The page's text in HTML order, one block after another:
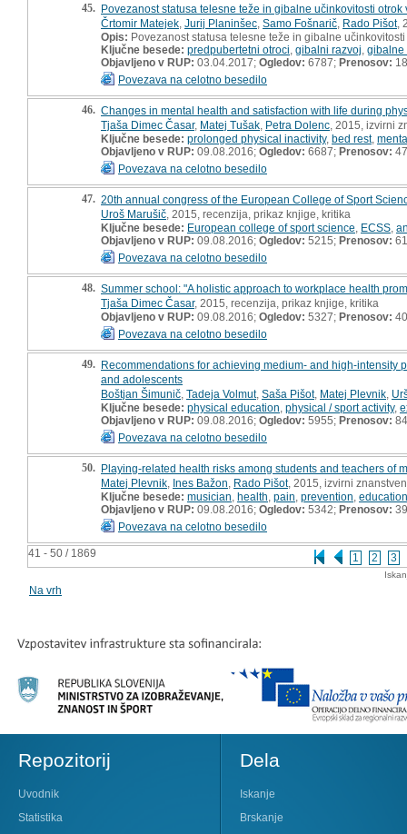
41 - 50 / 1869 1 2 3
45. Povezanost statusa telesne teže in gibalne učinkovitosti otrok
Črtomir Matejek Jurij Planinšec Samo Fošnarič Rado Pišot,
Opis: Povezanost statusa telesne teže in gibalne
Ključne besede: predpubertetni otroci gibalni razvoj gibalne
Objavljeno v RUP: 03.04.2017; Ogledov: 6787; Prenosov:
Povezava na celotno besedilo
46. Changes in mental health and satisfaction with life during
Tjaša Dimec Časar, Matej Tušak Petra Dolenc , 2015, izvirni
Ključne besede: prolonged physical inactivity, bed rest,
Objavljeno v RUP: 09.08.2016; Ogledov: 6687; Prenosov: 47
Povezava na celotno besedilo
47. 20th annual congress of the European College of Sport
Uroš Marušič , 2015, recenzija, prikaz knjige, kritika
Ključne besede: European college of sport science ECSS
Objavljeno v RUP: 09.08.2016; Ogledov: 5215; Prenosov: 61
Povezava na celotno besedilo
48. Summer school: "A holistic approach to workplace health
Tjaša Dimec Časar, 2015, recenzija, prikaz knjige, kritika
Objavljeno v RUP: 09.08.2016; Ogledov: 5327; Prenosov: 40
Povezava na celotno besedilo
49. Recommendations for achieving medium- and high-intensity
and adolescents
Boštjan Šimunič Tadeja Volmut, Saša Pišot, Matej Plevnik
Ključne besede: physical education physical / sport activity,
Objavljeno v RUP: 09.08.2016; Ogledov: 5955; Prenosov: 84
Povezava na celotno besedilo
50. Playing-related health risks among students and teachers of
Matej Plevnik Ines Bažon Rado Pišot, 2015, izvirni
Ključne besede: musician health pain prevention education
Objavljeno v RUP: 09.08.2016; Ogledov: 5342; Prenosov: 39
Povezava na celotno besedilo
Na vrh
Repozitorij
Uvodnik
Statistika
Dela
Iskanje
Brskanje